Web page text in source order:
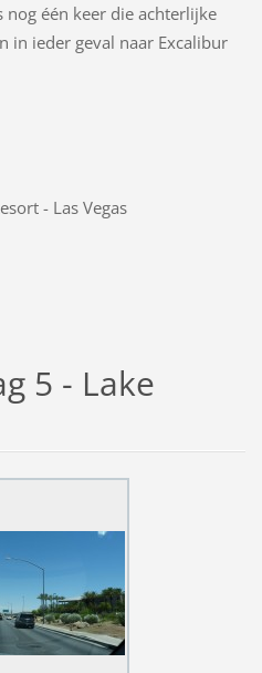
nog één keer die achterlijke
in ieder geval naar Excalibur
- Las Vegas
5 - Lake